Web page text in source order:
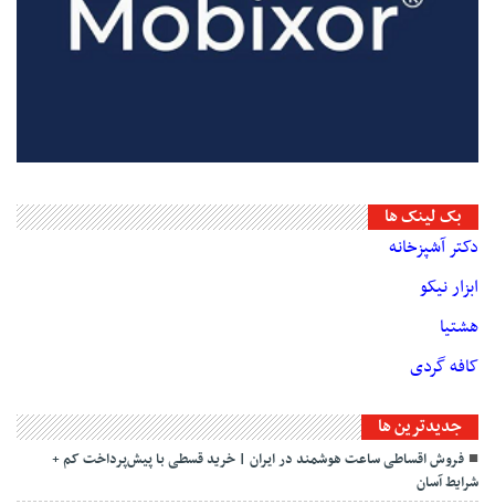
بک لینک ها
دکتر آشپزخانه
ابزار نیکو
هشتیا
کافه گردی
جديدترين ها
فروش اقساطی ساعت هوشمند در ایران | خرید قسطی با پیش‌پرداخت کم +
شرایط آسان